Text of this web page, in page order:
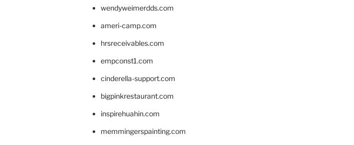
wendyweimerdds.com
ameri-camp.com
hrsreceivables.com
empconst1.com
cinderella-support.com
bigpinkrestaurant.com
inspirehuahin.com
memmingerspainting.com